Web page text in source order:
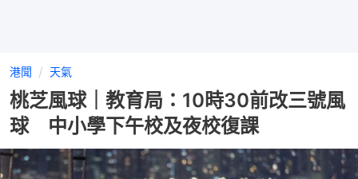
港聞 天氣
桃芝風球｜教育局：10時30前改三號風
球 中小學下午校及夜校復課